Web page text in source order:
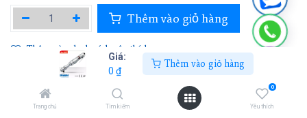
Giá:
0 ₫
Thêm vào giỏ hàng
Trang chủ Tìm kiếm
0
Yêu thích
Thêm vào giỏ hàng
Thêm vào danh sách yêu thích
SUMAKE